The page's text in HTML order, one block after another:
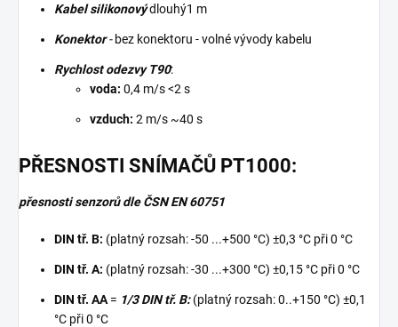
Kabel silikonovýdlouhý1 m
Konektor- bez konektoru - volné vývody kabelu
Rychlost odezvy T90:
voda: 0,4 m/s <2 s
vzduch: 2 m/s ~40 s
PŘESNOSTI SNÍMAČŮ PT1000:
přesnosti senzorů dle ČSN EN 60751
DIN tř. B: (platný rozsah: -50 ...+500 °C) ±0,3 °C při 0 °C
DIN tř. A: (platný rozsah: -30 ...+300 °C) ±0,15 °C při 0 °C
DIN tř. AA = 1/3 DIN tř. B:(platný rozsah: 0..+150 °C) ±0,1
°C při 0 °C